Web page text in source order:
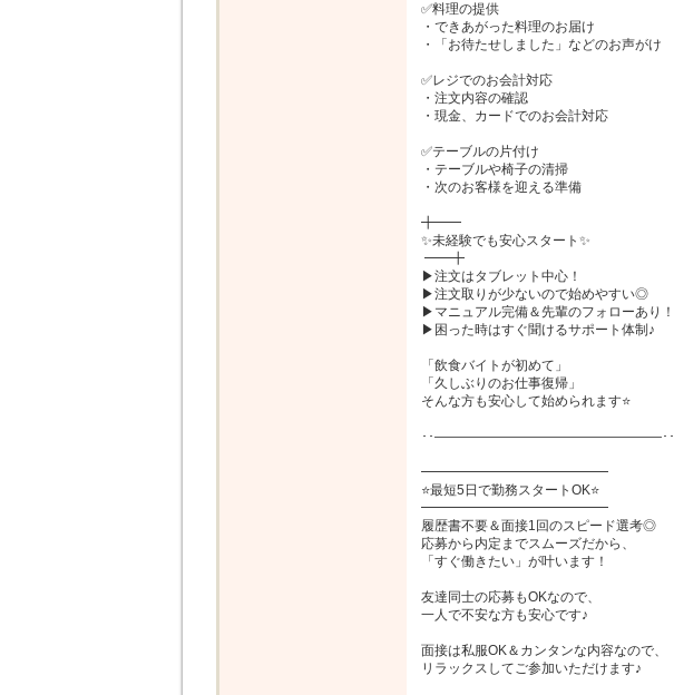
✅料理の提供
・できあがった料理のお届け
・「お待たせしました」などのお声がけ
✅レジでのお会計対応
・注文内容の確認
・現金、カードでのお会計対応
✅テーブルの片付け
・テーブルや椅子の清掃
・次のお客様を迎える準備
╋━━
✨未経験でも安心スタート✨
▶注文はタブレット中心！
▶注文取りが少ないので始めやすい◎
▶マニュアル完備＆先輩のフォローあり！
▶困った時はすぐ聞けるサポート体制♪
「飲食バイトが初めて」
「久しぶりのお仕事復帰」
そんな方も安心して始められます⭐
･･―――――――――――――――――･･
━━━━━━━━━━━━━━
⭐最短5日で勤務スタートOK⭐
━━━━━━━━━━━━━━
履歴書不要＆面接1回のスピード選考◎
応募から内定までスムーズだから、
「すぐ働きたい」が叶います！
友達同士の応募もOKなので、
一人で不安な方も安心です♪
面接は私服OK＆カンタンな内容なので、
リラックスしてご参加いただけます♪